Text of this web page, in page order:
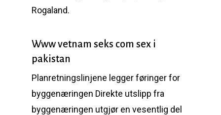
Rogaland.
Www vetnam seks com sex i
pakistan
Planretningslinjene legger føringer for
byggenæringen Direkte utslipp fra
byggenæringen utgjør en vesentlig del